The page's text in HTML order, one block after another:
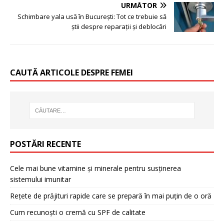
URMĂTOR
Schimbare yala usă în București: Tot ce trebuie să
știi despre reparații și deblocări
CAUTĂ ARTICOLE DESPRE FEMEI
POSTĂRI RECENTE
Cele mai bune vitamine și minerale pentru susținerea
sistemului imunitar
Rețete de prăjituri rapide care se prepară în mai puțin de o oră
Cum recunoști o cremă cu SPF de calitate